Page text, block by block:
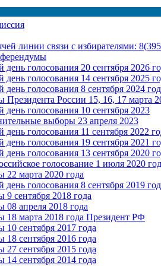
линии связи с избирателями:
голосования 20 сентября 2026
голосования 14 сентября 2025
голосования 8 сентября 2024
Президента России 15, 16, 17 марта
голосования 10 сентября 2023
выборы 23 апреля 2023
голосования 11 сентября 2022
голосования 19 сентября 2021
голосования 13 сентября 2020
голосование 1 июля 2020
22 марта 2020 года
голосования 8 сентября 2019
сентября 2018 года
08 апреля 2018 года
18 марта 2018 года Президент РФ
сентября 2017 года
сентября 2016 года
сентября 2015 года
сентября 2014 года